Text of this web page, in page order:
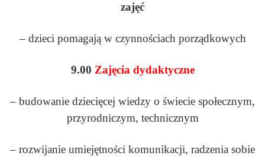
zajęć
– dzieci pomagają w czynnościach porządkowych
9.00 Zajęcia dydaktyczne
– budowanie dziecięcej wiedzy o świecie społecznym,
przyrodniczym, technicznym
– rozwijanie umiejętności komunikacji, radzenia sobie